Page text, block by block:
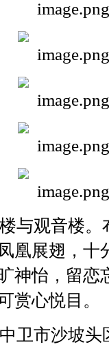
与观音楼
凰展翅，十
神怡，留恋
赏心悦目。
卫市沙坡头